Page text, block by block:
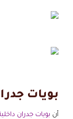
بويات
أن بويات جدران